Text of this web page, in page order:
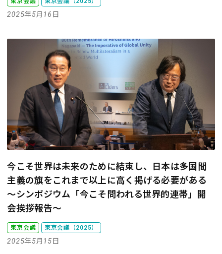
2025年5月16日
今こそ世界は未来のために結束し、日本は多国間
主義の旗をこれまで以上に高く掲げる必要がある
～シンポジウム「今こそ問われる世界的連帯」開
会挨拶報告～
東京会議 東京会議（2025）
2025年5月15日